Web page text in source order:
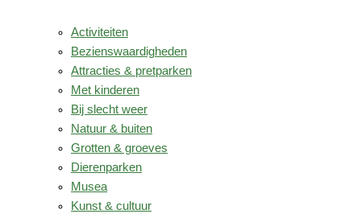
Activiteiten
Bezienswaardigheden
Attracties & pretparken
Met kinderen
Bij slecht weer
Natuur & buiten
Grotten & groeves
Dierenparken
Musea
Kunst & cultuur